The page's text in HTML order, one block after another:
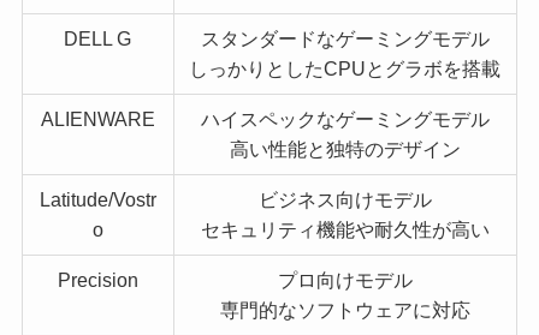
DELL G
スタンダードなゲーミングモデル
しっかりとしたCPUとグラボを搭載
ALIENWARE
ハイスペックなゲーミングモデル
高い性能と独特のデザイン
Latitude/Vostr
o
ビジネス向けモデル
セキュリティ機能や耐久性が高い
Precision
プロ向けモデル
専門的なソフトウェアに対応